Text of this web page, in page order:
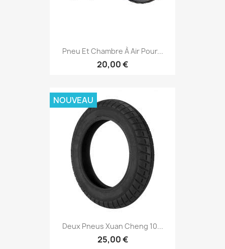
Pneu Et Chambre À Air Pour...
20,00 €
Deux Pneus Xuan Cheng 10...
25,00 €
NOUVEAU